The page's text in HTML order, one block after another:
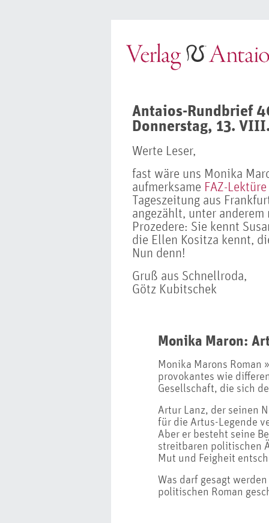
Antaios-Rundbrief
Donnerstag, 13.
Werte Leser,
fast wäre uns Monika
aufmerksame FAZ-
Tageszeitung aus
angezählt, unter
Prozedere: Sie kennt
die Ellen Kositza kennt,
Nun denn!
Gruß aus Schnellroda,
Götz Kubitschek
Monika Maron:
Monika Marons Roman
provokantes wie
Gesellschaft, die sich
Artur Lanz, der seinen
für die Artus-Legende
Aber er besteht seine
streitbaren politischen
Mut und Feigheit
Was darf gesagt
politischen Roman